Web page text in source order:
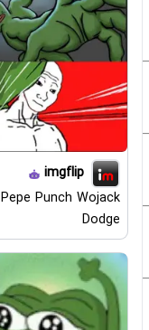
imgflip
Pepe Punch Wojack
Dodge